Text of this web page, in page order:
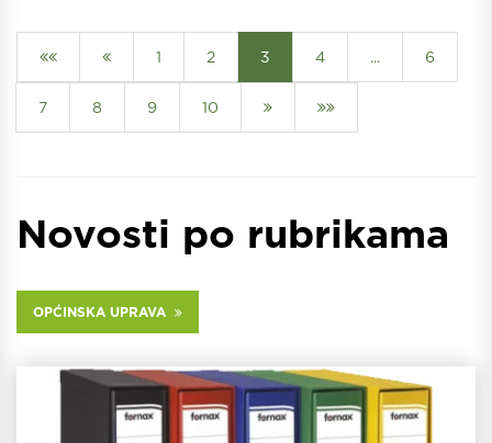
1 2 3 4 ... 6
7 8 9 10
Novosti po rubrikama
OPĆINSKA UPRAVA